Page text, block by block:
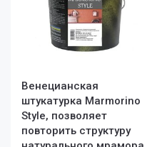
Венецианская
штукатурка Marmorino
Style, позволяет
повторить структуру